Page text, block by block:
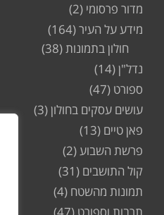
מדור פרסומי (2)
מידע על העיר(164)
חולון בתמונות(38)
נדל"ן(14)
ספורט (47)
עושים עסקים בחולון(3)
פאן טיים (13)
פרשת השבוע(2)
קול התושבים (31)
תמונות מהשטח (4)